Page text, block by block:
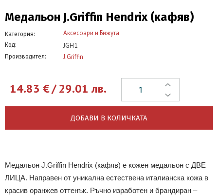
Медальон J.Griffin Hendrix (кафяв)
Категория: Аксесоари и Бижута
Код: JGH1
Производител: J.Griffin
14.83 €/29.01 лв.
ДОБАВИ В КОЛИЧКАТА
Медальон J.Griffin Hendrix (кафяв) е кожен медальон с ДВЕ
ЛИЦА. Направен от уникална естествена италианска кожа в
красив оранжев оттенък. Ръчно изработен и брандиран –